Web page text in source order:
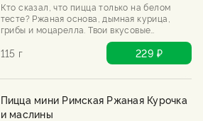
Кто сказал, что пицца только на белом
тесте? Ржаная основа, дымная курица,
грибы и моцарелла. Твои вкусовые
рецепторы будут в замешательстве. Им
понравится.
115 г 229 ₽
Пицца мини Римская Ржаная Курочка
и маслины